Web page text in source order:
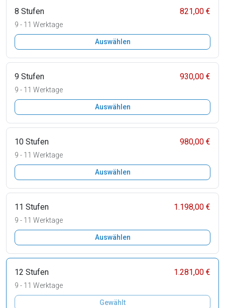
8 Stufen 821,00 €
9 - 11 Werktage
Auswählen
9 Stufen 930,00 €
9 - 11 Werktage
Auswählen
10 Stufen 980,00 €
9 - 11 Werktage
Auswählen
11 Stufen 1.198,00 €
9 - 11 Werktage
Auswählen
12 Stufen 1.281,00 €
9 - 11 Werktage
Gewählt